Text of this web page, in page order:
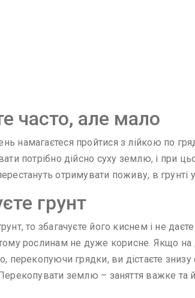
часто, але мало
намагаєтеся пройтися з лійкою по
потрібно дійсно суху землю, і при
отримувати поживу, в грунті
грунт
то збагачуєте його киснем і не
рослинам не дуже корисне. Якщо на
перекопуючи грядки, ви дістаєте
землю – заняття важке та